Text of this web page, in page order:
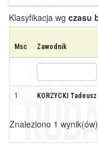
Klasyfikacja wg czasu
Msc Zawodnik
1 KORZYCKI Tadeusz
Znaleziono 1 wynik(ów)